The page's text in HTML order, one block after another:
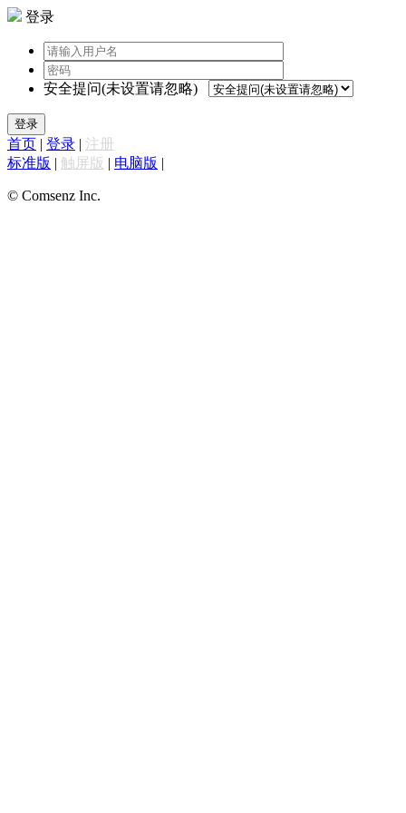
登录
安全提问(未设置请忽略)
登录
首页 | 登录 | 注册
标准版 | 触屏版 | 电脑版 |
© Comsenz Inc.